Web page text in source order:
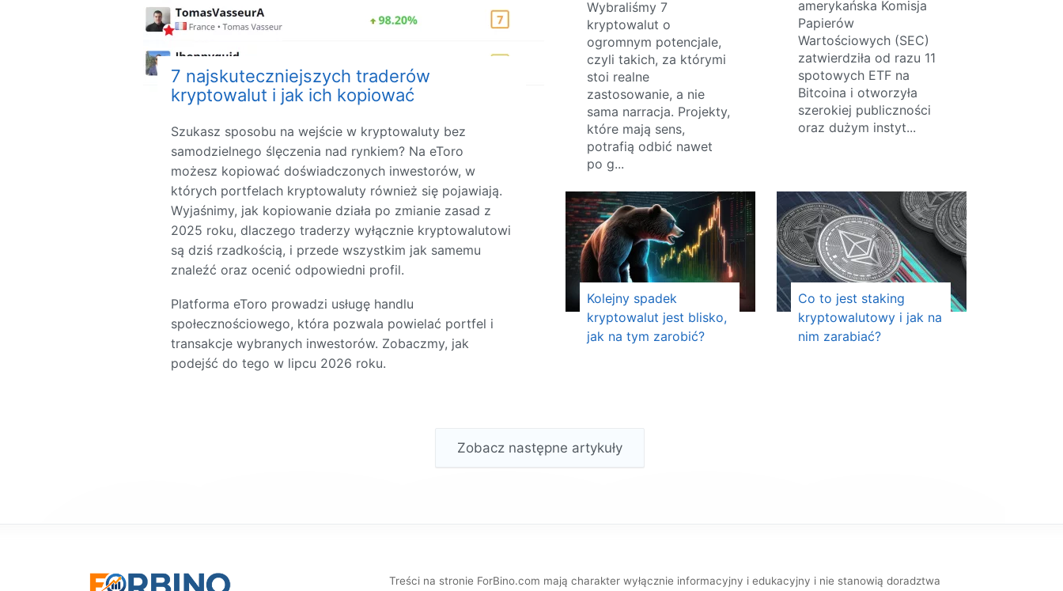
7 najskuteczniejszych traderów
kryptowalut i jak ich kopiować
Szukasz sposobu na wejście w kryptowaluty bez
samodzielnego ślęczenia nad rynkiem? Na eToro
możesz kopiować doświadczonych inwestorów, w
których portfelach kryptowaluty również się pojawiają.
Wyjaśnimy, jak kopiowanie działa po zmianie zasad z
2025 roku, dlaczego traderzy wyłącznie kryptowalutowi
są dziś rzadkością, i przede wszystkim jak samemu
znaleźć oraz ocenić odpowiedni profil.
Platforma eToro prowadzi usługę handlu
społecznościowego, która pozwala powielać portfel i
transakcje wybranych inwestorów. Zobaczmy, jak
podejść do tego w lipcu 2026 roku.
Wybraliśmy 7
kryptowalut o
ogromnym potencjale,
czyli takich, za którymi
stoi realne
zastosowanie, a nie
sama narracja. Projekty,
które mają sens,
potrafią odbić nawet
po g...
amerykańska Komisja
Papierów
Wartościowych (SEC)
zatwierdziła od razu 11
spotowych ETF na
Bitcoina i otworzyła
szerokiej publiczności
oraz dużym instyt...
Kolejny spadek
kryptowalut jest blisko,
jak na tym zarobić?
Co to jest staking
kryptowalutowy i jak na
nim zarabiać?
Zobacz następne artykuły
Treści na stronie ForBino.com mają charakter wyłącznie informacyjny i edukacyjny i nie stanowią doradztwa